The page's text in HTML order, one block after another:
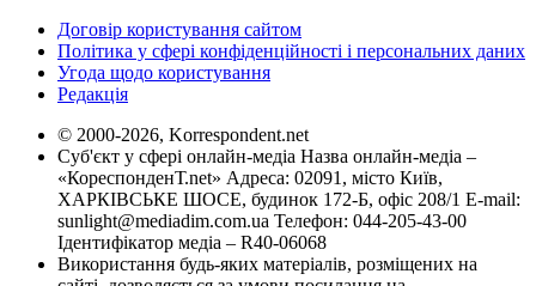
Договір користування сайтом
Політика у сфері конфіденційності і персональних даних
Угода щодо користування
Редакція
© 2000-2026, Korrespondent.net
Суб'єкт у сфері онлайн-медіа Назва онлайн-медіа –
«КореспонденТ.net» Адреса: 02091, місто Київ,
ХАРКІВСЬКЕ ШОСЕ, будинок 172-Б, офіс 208/1 E-mail:
sunlight@mediadim.com.ua Телефон: 044-205-43-00
Ідентифікатор медіа – R40-06068
Використання будь-яких матеріалів, розміщених на